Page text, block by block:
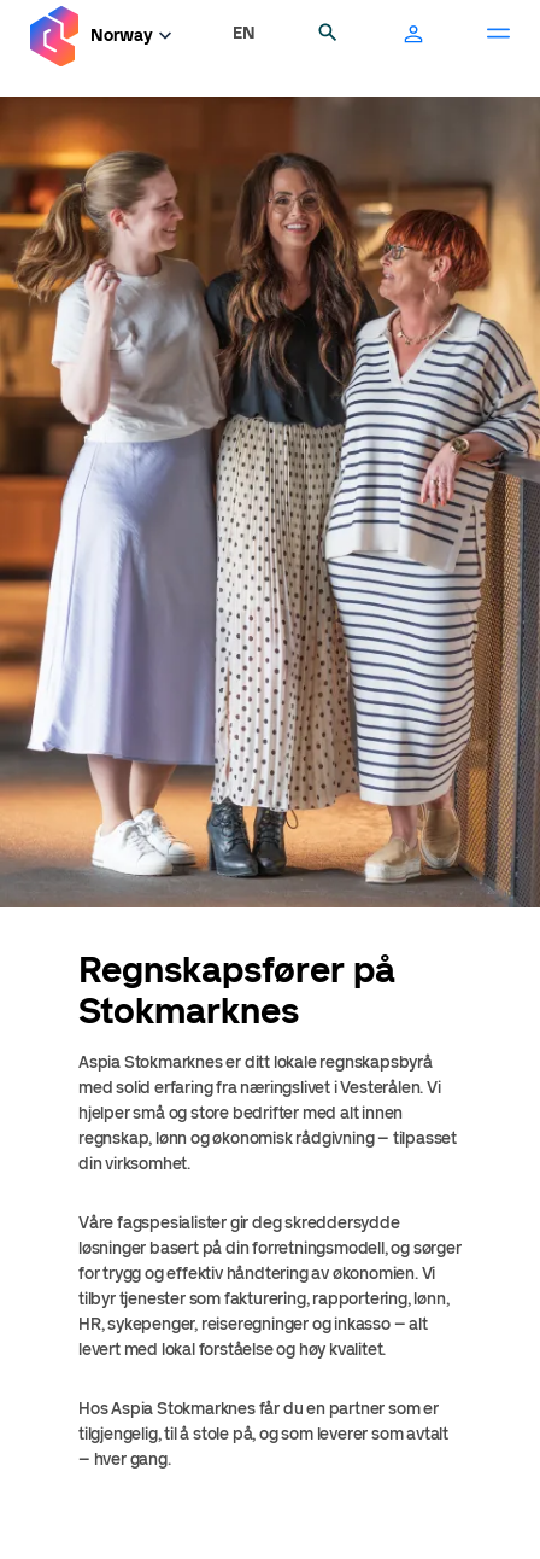
Hopp
hovedinnhold
Norway EN
Regnskapsfører på
Stokmarknes
Aspia Stokmarknes er ditt lokale regnskapsbyrå
med solid erfaring fra næringslivet i Vesterålen. Vi
hjelper små og store bedrifter med alt innen
regnskap, lønn og økonomisk rådgivning – tilpasset
din virksomhet.
Våre fagspesialister gir deg skreddersydde
løsninger basert på din forretningsmodell, og sørger
for trygg og effektiv håndtering av økonomien. Vi
tilbyr tjenester som fakturering, rapportering, lønn,
HR, sykepenger, reiseregninger og inkasso – alt
levert med lokal forståelse og høy kvalitet.
Hos Aspia Stokmarknes får du en partner som er
tilgjengelig, til å stole på, og som leverer som avtalt
– hver gang.